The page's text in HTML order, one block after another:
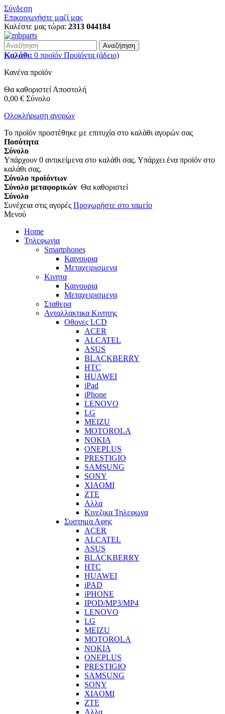
Σύνδεση
Επικοινωνήστε μαζί μας
Καλέστε μας τώρα: 2313 044184
Αναζήτηση
Καλάθι: 0 προϊόν Προϊόντα (άδειο)
Κανένα προϊόν
Θα καθοριστεί Αποστολή
0,00 € Σύνολο
Ολοκλήρωση αγορών
Το προϊόν προστέθηκε με επιτυχία στο καλάθι αγορών σας
Ποσότητα
Σύνολο
Υπάρχουν 0 αντικείμενα στο καλάθι σας. Υπάρχει ένα προϊόν στο
καλάθι σας.
Σύνολο προϊόντων
Σύνολο μεταφορικών Θα καθοριστεί
Σύνολο
Συνέχεια στις αγορές Προχωρήστε στο ταμείο
Μενού
Home
Τηλεφωνια
Smartphones
Καινουρια
Μεταχειρισμενα
Κινητα
Καινουρια
Μεταχειρισμενα
Σταθερα
Ανταλλακτικα Κινητης
Οθονες LCD
ACER
ALCATEL
ASUS
BLACKBERRY
HTC
HUAWEI
iPad
iPhone
LENOVO
LG
MEIZU
MOTOROLA
NOKIA
ONEPLUS
PRESTIGIO
SAMSUNG
SONY
XIAOMI
ZTE
Αλλα
Κινεζικα Τηλεφωνα
Συστημα Αφης
ACER
ALCATEL
ASUS
BLACKBERRY
HTC
HUAWEI
iPAD
iPHONE
IPOD/MP3/MP4
LENOVO
LG
MEIZU
MOTOROLA
NOKIA
ONEPLUS
PRESTIGIO
SAMSUNG
SONY
XIAOMI
ZTE
Αλλα